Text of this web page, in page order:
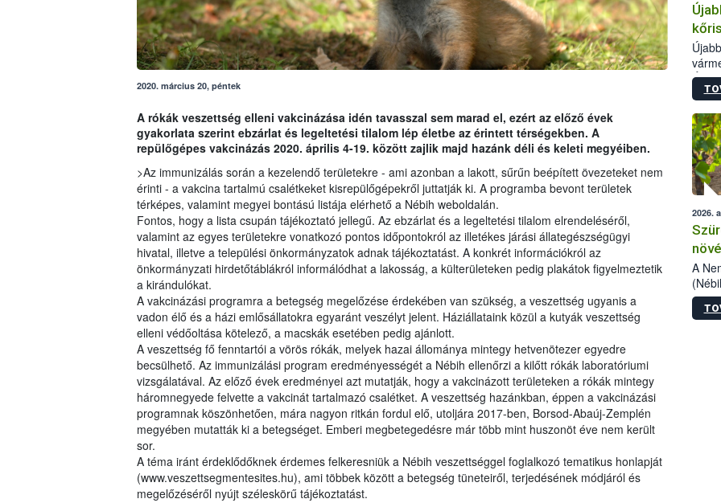
2020. március 20, péntek
A rókák veszettség elleni vakcinázása idén tavasszal sem marad el, ezért az előző évek
gyakorlata szerint ebzárlat és legeltetési tilalom lép életbe az érintett térségekben. A
repülőgépes vakcinázás 2020. április 4-19. között zajlik majd hazánk déli és keleti megyéiben.
>Az immunizálás során a kezelendő területekre - ami azonban a lakott, sűrűn beépített övezeteket nem
érinti - a vakcina tartalmú csalétkeket kisrepülőgépekről juttatják ki. A programba bevont területek
térképes, valamint megyei bontású listája elérhető a Nébih weboldalán.
Fontos, hogy a lista csupán tájékoztató jellegű. Az ebzárlat és a legeltetési tilalom elrendeléséről,
valamint az egyes területekre vonatkozó pontos időpontokról az illetékes járási állategészségügyi
hivatal, illetve a települési önkormányzatok adnak tájékoztatást. A konkrét információkról az
önkormányzati hirdetőtáblákról informálódhat a lakosság, a külterületeken pedig plakátok figyelmeztetik
a kirándulókat.
A vakcinázási programra a betegség megelőzése érdekében van szükség, a veszettség ugyanis a
vadon élő és a házi emlősállatokra egyaránt veszélyt jelent. Háziállataink közül a kutyák veszettség
elleni védőoltása kötelező, a macskák esetében pedig ajánlott.
A veszettség fő fenntartói a vörös rókák, melyek hazai állománya mintegy hetvenötezer egyedre
becsülhető. Az immunizálási program eredményességét a Nébih ellenőrzi a kilőtt rókák laboratóriumi
vizsgálatával. Az előző évek eredményei azt mutatják, hogy a vakcinázott területeken a rókák mintegy
háromnegyede felvette a vakcinát tartalmazó csalétket. A veszettség hazánkban, éppen a vakcinázási
programnak köszönhetően, mára nagyon ritkán fordul elő, utoljára 2017-ben, Borsod-Abaúj-Zemplén
megyében mutatták ki a betegséget. Emberi megbetegedésre már több mint huszonöt éve nem került
sor.
A téma iránt érdeklődőknek érdemes felkeresniük a Nébih veszettséggel foglalkozó tematikus honlapját
(www.veszettsegmentesites.hu), ami többek között a betegség tüneteiről, terjedésének módjáról és
megelőzéséről nyújt széleskörű tájékoztatást.
2026.
A